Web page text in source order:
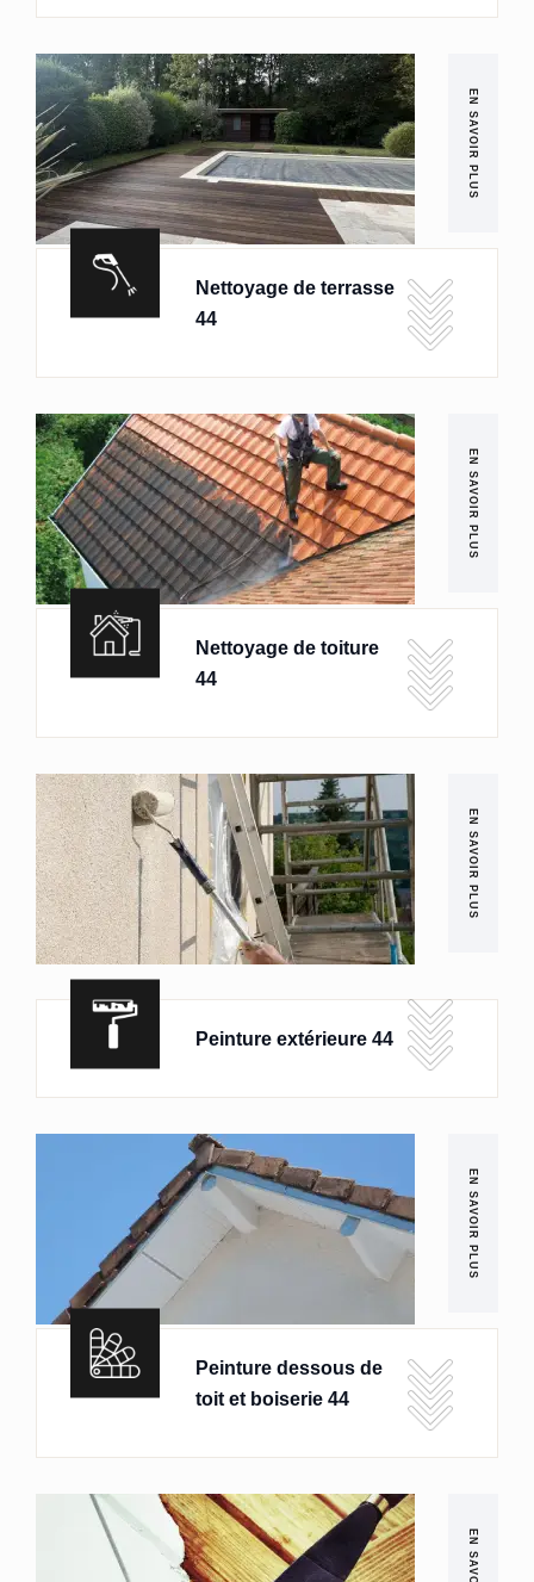
EN SAVOIR PLUS
Nettoyage de terrasse
44
EN SAVOIR PLUS
Nettoyage de toiture
44
EN SAVOIR PLUS
Peinture extérieure 44
EN SAVOIR PLUS
Peinture dessous de
toit et boiserie 44